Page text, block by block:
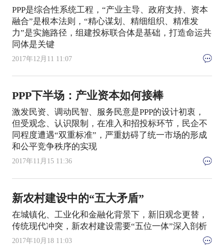
PPP是综合性系统工程，“产业主导、政府支持、资本
融合”是根本法则，“精心谋划、精细组织、精准发
力”是实施路径，组建投标联合体是基础，打造命运共
同体是关键
2017年12月11 11:07
PPP下半场：产业资本如何接棒
激发民资、调动民智、服务民意是PPP的设计初衷，
但受观念、认识限制，在准入和招投标环节，民企不
同程度遭遇“双重标准”，严重妨碍了统一市场的形成
和公平竞争秩序的实现
2017年11月15 11:36
新农村建设中的“五大矛盾”
在城镇化、工业化和金融化背景下，新旧观念更替，
传统现代冲突，新农村建设需要“五位一体”深入剖析
2017年10月18 11:03